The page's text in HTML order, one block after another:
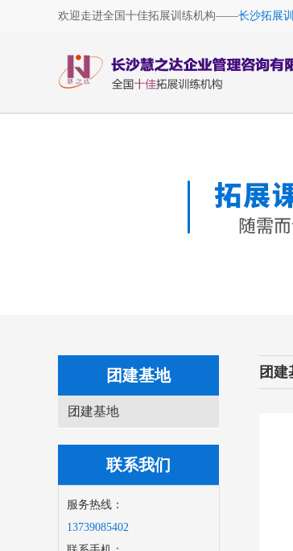
欢迎走进全国十佳拓展训练机构——长沙拓展
团建基地
团建基地
联系我们
服务热线：
13739085402
团建